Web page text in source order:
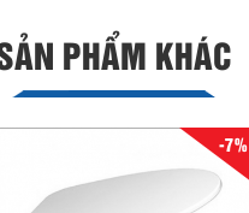
PHẨM KHÁC
-7%